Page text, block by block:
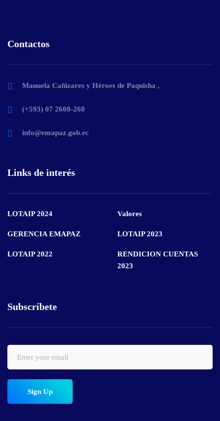
Contactos
Manuela Cañizares y Héroes de Paquisha ,
(+593) 07 2608-260
info@emapaz.gob.ec
Links de interés
LOTAIP 2024 Valores
GERENCIA EMAPAZ LOTAIP 2023
LOTAIP 2022
RENDICION CUENTAS
2023
Subscríbete
Sign Up